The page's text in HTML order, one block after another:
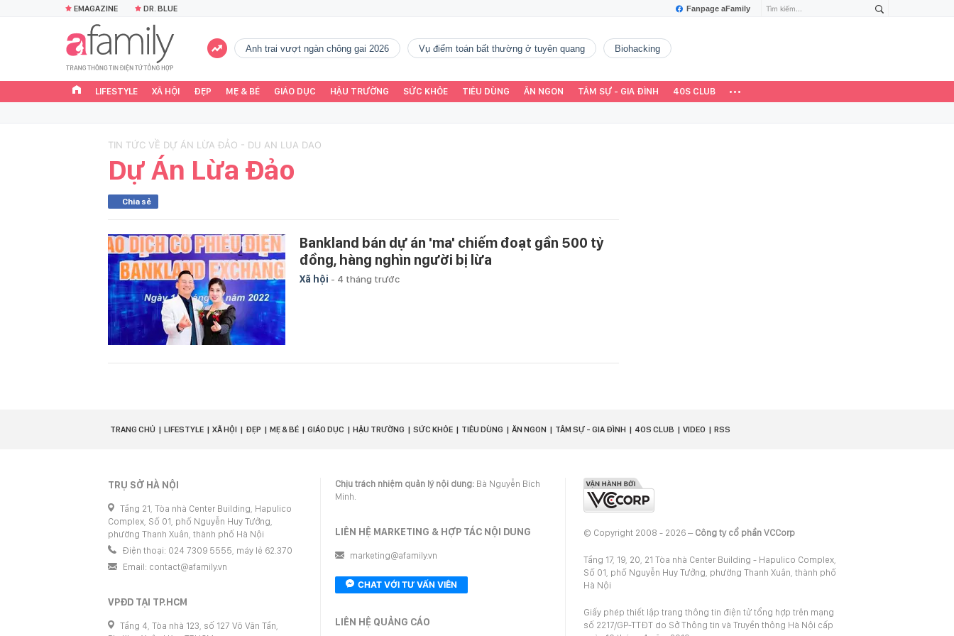
Fanpage aFamily
EMAGAZINE DR. BLUE
Anh trai vượt ngàn chông gai 2026 vụ điểm toán bất thường ở tuyên quang Biohacking
LIFESTYLE XÃ HỘI ĐẸP MẸ & BÉ GIÁO DỤC HẬU TRƯỜNG SỨC KHỎE TIÊU DÙNG ĂN NGON TÂM SỰ - GIA ĐÌNH 40S CLUB
TIN TỨC VỀ DỰ ÁN LỪA ĐẢO - DU AN LUA DAO
Dự Án Lừa Đảo
Chia sẻ
Bankland bán dự án 'ma' chiếm đoạt gần 500 tỷ
đồng, hàng nghìn người bị lừa
Xã hội - 4 tháng trước
TRANG CHỦ LIFESTYLE XÃ HỘI ĐẸP MẸ & BÉ GIÁO DỤC HẬU TRƯỜNG SỨC KHỎE TIÊU DÙNG ĂN NGON TÂM SỰ - GIA ĐÌNH 40S CLUB VIDEO RSS
TRỤ SỞ HÀ NỘI
Tầng 21, Tòa nhà Center Building, Hapulico
Complex, Số 01, phố Nguyễn Huy Tưởng,
phường Thanh Xuân, thành phố Hà Nội
Điện thoại: 024 7309 5555, máy lẻ 62.370
Email: contact@afamily.vn
VPĐD TẠI TP.HCM
Tầng 4, Tòa nhà 123, số 127 Võ Văn Tần,
Chịu trách nhiệm quản lý nội dung: Bà Nguyễn Bích
Minh.
LIÊN HỆ MARKETING & HỢP TÁC NỘI DUNG
marketing@afamily.vn
CHAT VỚI TƯ VẤN VIÊN
LIÊN HỆ QUẢNG CÁO
© Copyright 2008 - 2026 – Công ty cổ phần VCCorp
Tầng 17, 19, 20, 21 Tòa nhà Center Building - Hapulico Complex,
Số 01, phố Nguyễn Huy Tưởng, phường Thanh Xuân, thành phố
Hà Nội
Giấy phép thiết lập trang thông tin điện tử tổng hợp trên mạng
số 2217/GP-TTĐT do Sở Thông tin và Truyền thông Hà Nội cấp